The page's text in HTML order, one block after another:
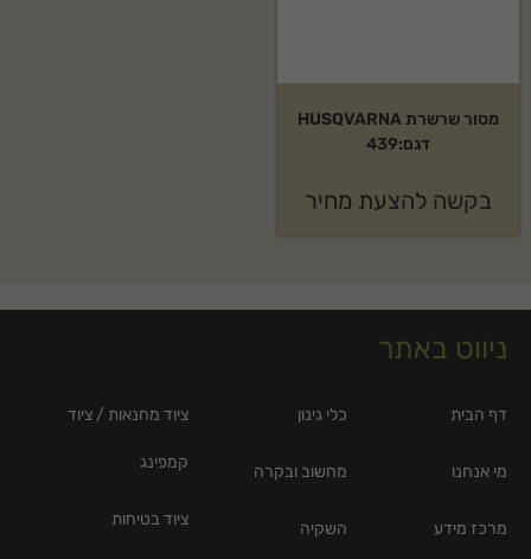
מסור שרשרת HUSQVARNA
דגם:439
בקשה להצעת מחיר
ניווט באתר
דף הבית
מי אנחנו
מרכז מידע
כלי גינון
מחשוב ובקרה
השקיה
ציוד מחנאות / ציוד
קמפינג
ציוד בטיחות